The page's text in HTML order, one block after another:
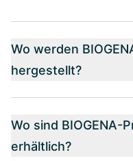
Wo werden
hergestellt?
Wo sind BIOGENA-
erhältlich?